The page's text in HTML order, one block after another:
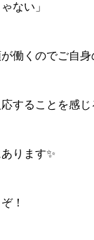
ない」
働くのでご自身
することを感じ
ります✨
！